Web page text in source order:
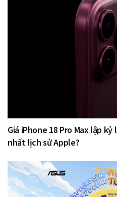
Giá iPhone 18 Pro Max lập
nhất lịch sử Apple?